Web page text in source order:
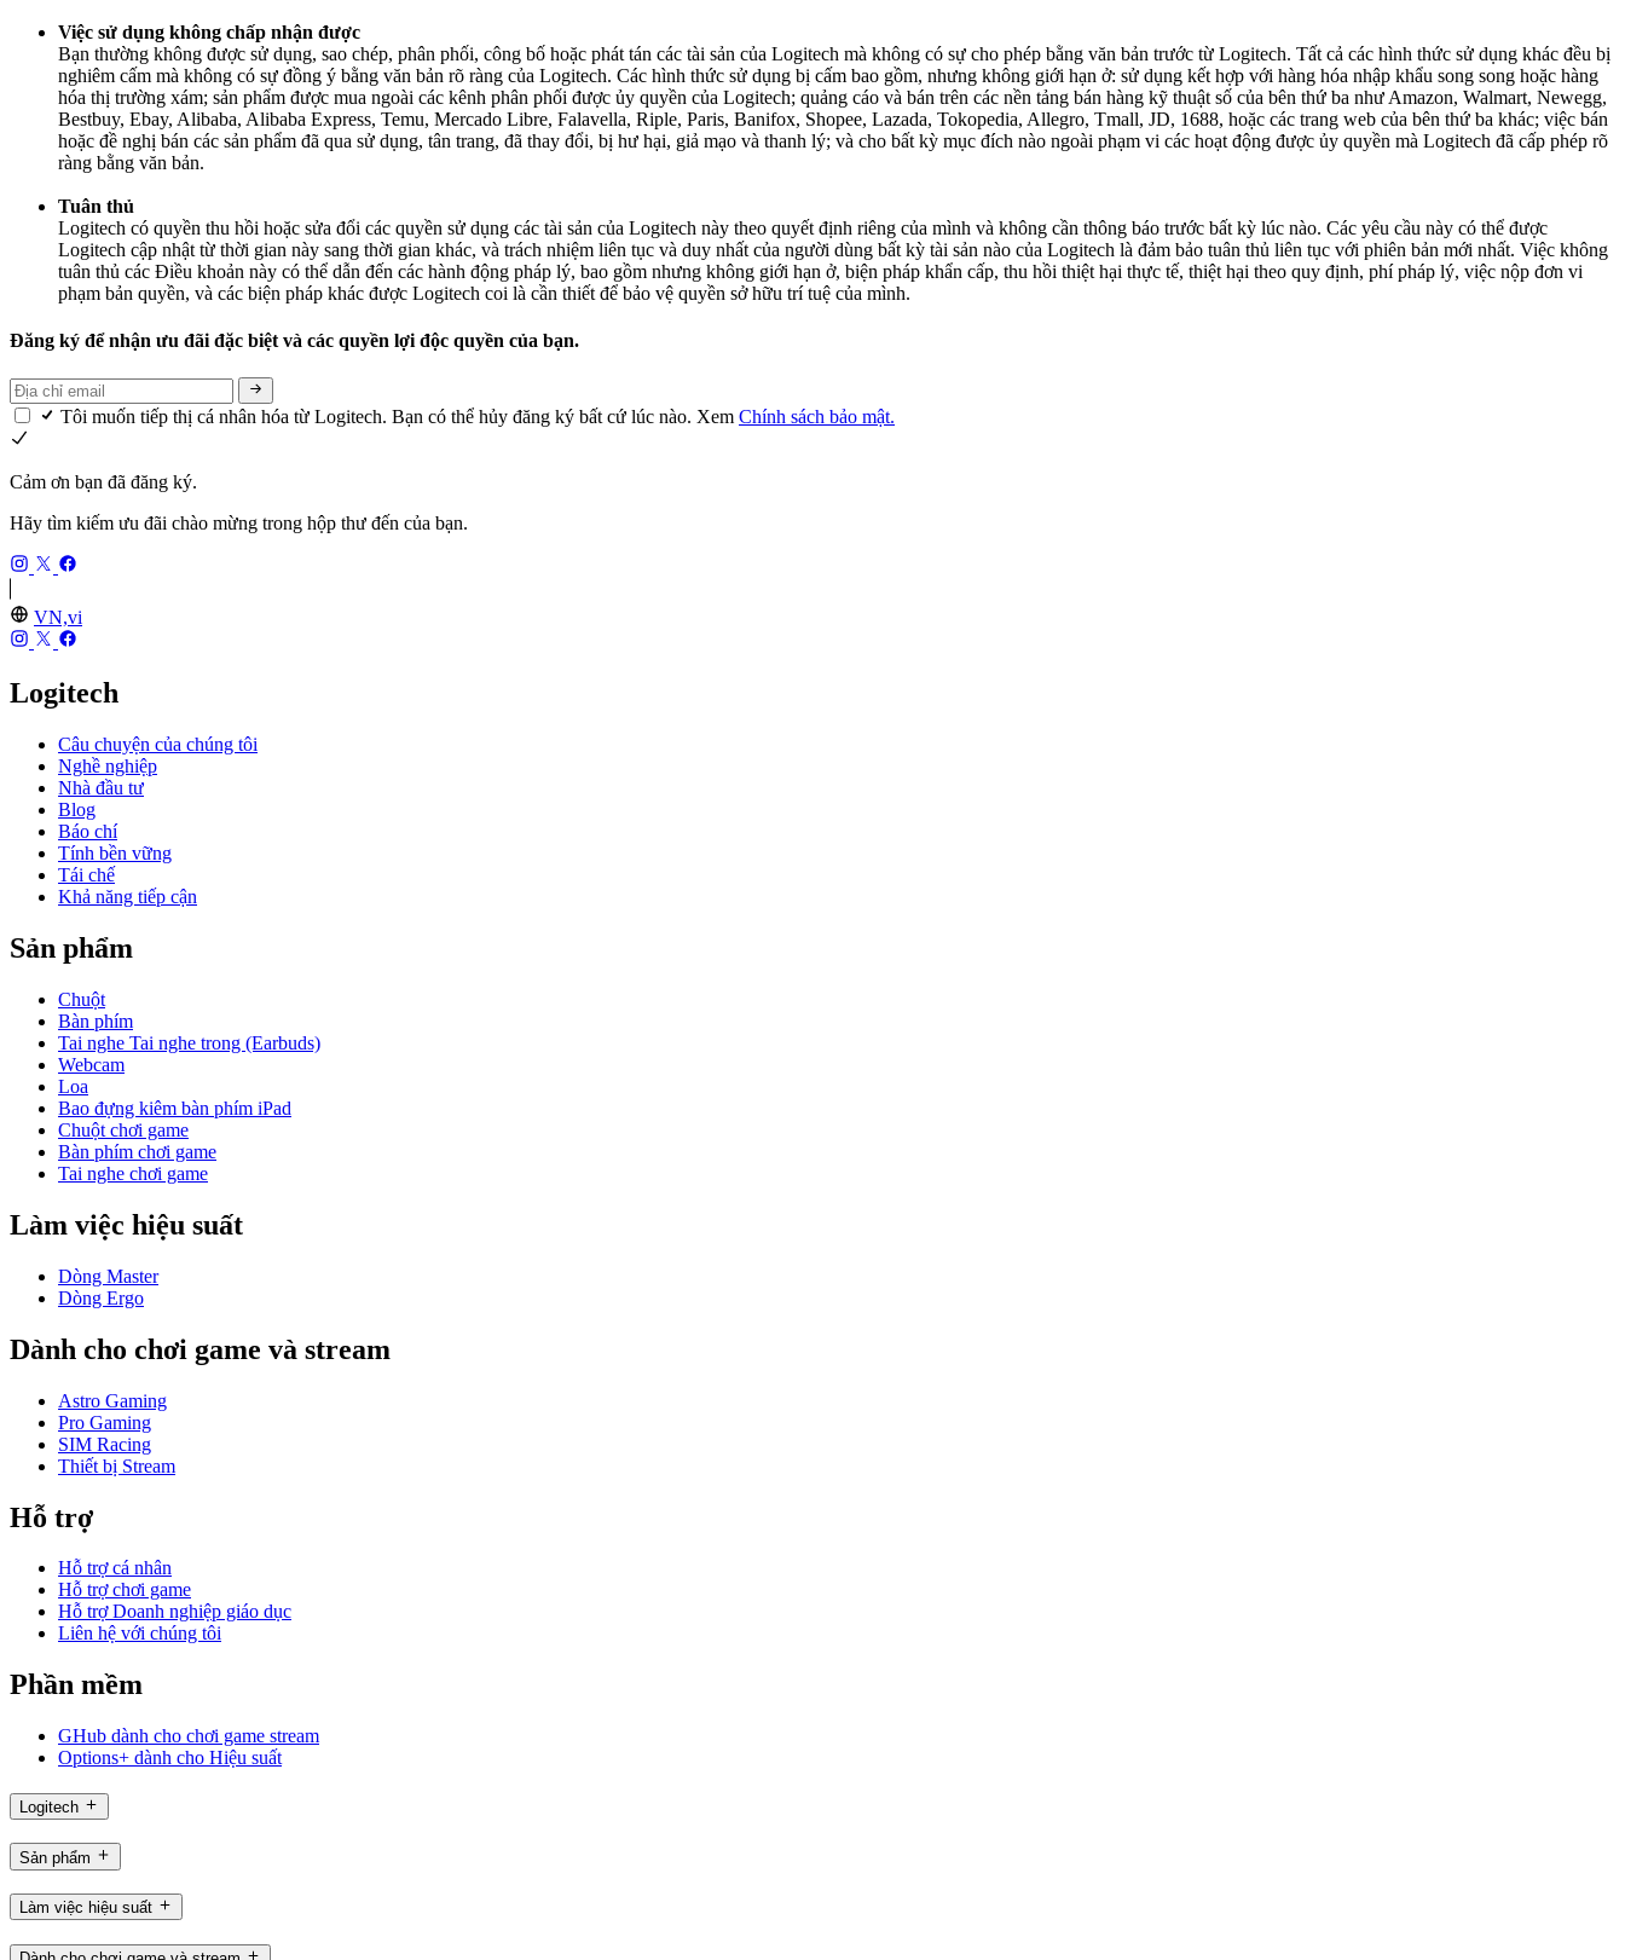
Việc sử dụng không chấp nhận được
Bạn thường không được sử dụng, sao chép, phân phối, công bố hoặc phát tán các tài sản của Logitech mà không có sự cho phép bằng văn bản trước từ Logitech. Tất cả các hình thức sử dụng khác đều bị
nghiêm cấm mà không có sự đồng ý bằng văn bản rõ ràng của Logitech. Các hình thức sử dụng bị cấm bao gồm, nhưng không giới hạn ở: sử dụng kết hợp với hàng hóa nhập khẩu song song hoặc hàng
hóa thị trường xám; sản phẩm được mua ngoài các kênh phân phối được ủy quyền của Logitech; quảng cáo và bán trên các nền tảng bán hàng kỹ thuật số của bên thứ ba như Amazon, Walmart, Newegg,
Bestbuy, Ebay, Alibaba, Alibaba Express, Temu, Mercado Libre, Falavella, Riple, Paris, Banifox, Shopee, Lazada, Tokopedia, Allegro, Tmall, JD, 1688, hoặc các trang web của bên thứ ba khác; việc bán
hoặc đề nghị bán các sản phẩm đã qua sử dụng, tân trang, đã thay đổi, bị hư hại, giả mạo và thanh lý; và cho bất kỳ mục đích nào ngoài phạm vi các hoạt động được ủy quyền mà Logitech đã cấp phép rõ
ràng bằng văn bản.
Tuân thủ
Logitech có quyền thu hồi hoặc sửa đổi các quyền sử dụng các tài sản của Logitech này theo quyết định riêng của mình và không cần thông báo trước bất kỳ lúc nào. Các yêu cầu này có thể được
Logitech cập nhật từ thời gian này sang thời gian khác, và trách nhiệm liên tục và duy nhất của người dùng bất kỳ tài sản nào của Logitech là đảm bảo tuân thủ liên tục với phiên bản mới nhất. Việc không
tuân thủ các Điều khoản này có thể dẫn đến các hành động pháp lý, bao gồm nhưng không giới hạn ở, biện pháp khẩn cấp, thu hồi thiệt hại thực tế, thiệt hại theo quy định, phí pháp lý, việc nộp đơn vi
phạm bản quyền, và các biện pháp khác được Logitech coi là cần thiết để bảo vệ quyền sở hữu trí tuệ của mình.
Đăng ký để nhận ưu đãi đặc biệt và các quyền lợi độc quyền của bạn.
Tôi muốn tiếp thị cá nhân hóa từ Logitech. Bạn có thể hủy đăng ký bất cứ lúc nào. Xem Chính sách bảo mật.
Cảm ơn bạn đã đăng ký.
Hãy tìm kiếm ưu đãi chào mừng trong hộp thư đến của bạn.
VN,vi
Logitech
Câu chuyện của chúng tôi
Nghề nghiệp
Nhà đầu tư
Blog
Báo chí
Tính bền vững
Tái chế
Khả năng tiếp cận
Sản phẩm
Chuột
Bàn phím
Tai nghe Tai nghe trong (Earbuds)
Webcam
Loa
Bao đựng kiêm bàn phím iPad
Chuột chơi game
Bàn phím chơi game
Tai nghe chơi game
Làm việc hiệu suất
Dòng Master
Dòng Ergo
Dành cho chơi game và stream
Astro Gaming
Pro Gaming
SIM Racing
Thiết bị Stream
Hỗ trợ
Hỗ trợ cá nhân
Hỗ trợ chơi game
Hỗ trợ Doanh nghiệp giáo dục
Liên hệ với chúng tôi
Phần mềm
GHub dành cho chơi game stream
Options+ dành cho Hiệu suất
Logitech
Sản phẩm
Làm việc hiệu suất